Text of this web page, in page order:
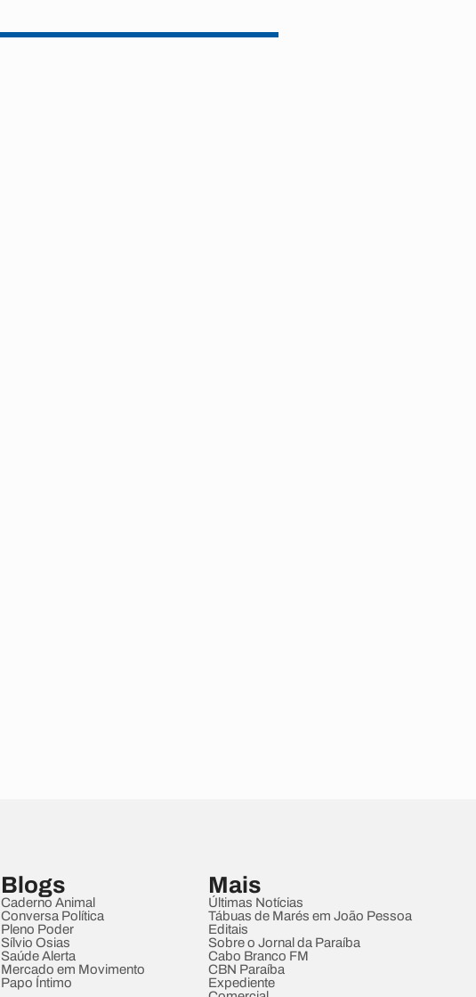
Blogs
Caderno Animal
Conversa Política
Pleno Poder
Sílvio Osias
Saúde Alerta
Mercado em Movimento
Papo Íntimo
Mais
Últimas Notícias
Tábuas de Marés em João Pessoa
Editais
Sobre o Jornal da Paraíba
Cabo Branco FM
CBN Paraíba
Expediente